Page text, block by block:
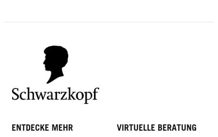
ENTDECKE MEHR VIRTUELLE BERATUNG